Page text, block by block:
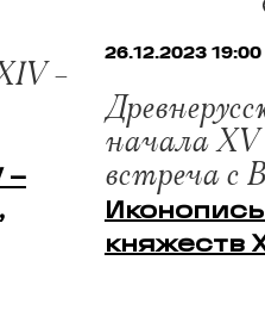
–
–
26.12.2023 19:00
начала XV
встреча с
княжеств